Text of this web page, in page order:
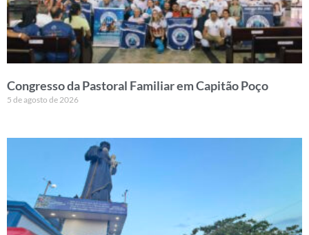
Congresso da Pastoral Familiar em Capitão Poço
5 de agosto de 2026